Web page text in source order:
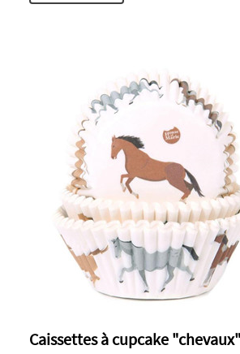
Caissettes à cupcake